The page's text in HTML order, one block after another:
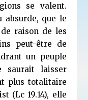
se valent.
absurde, que le
raison de les
peut-être de
un peuple
saurait laisser
plus totalitaire
(Lc 19.14), elle